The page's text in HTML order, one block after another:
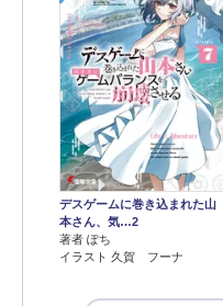
デスゲームに巻き込まれた山
本さん、気…2
著者 ぽち
イラスト 久賀 フーナ